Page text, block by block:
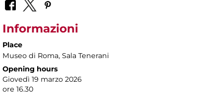
Informazioni
Place
Museo di Roma, Sala Tenerani
Opening hours
Giovedì 19 marzo 2026
ore 16.30